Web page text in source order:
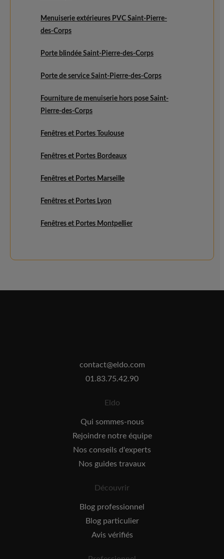
Menuiserie extérieures PVC Saint-Pierre-
des-Corps
Porte blindée Saint-Pierre-des-Corps
Porte de service Saint-Pierre-des-Corps
Fourniture de menuiserie hors pose Saint-
Pierre-des-Corps
Fenêtres et Portes Toulouse
Fenêtres et Portes Bordeaux
Fenêtres et Portes Marseille
Fenêtres et Portes Lyon
Fenêtres et Portes Montpellier
contact@eldo.com
01.83.75.42.90
Eldo
Qui sommes-nous
Rejoindre notre équipe
Nos conseils d'experts
Nos guides travaux
Découvrir
Blog professionnel
Blog particulier
Avis vérifiés